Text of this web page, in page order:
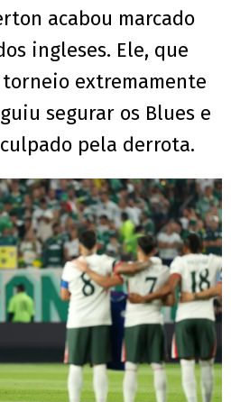
acabou marcado
ingleses. Ele, que
extremamente
segurar os Blues e
pela derrota.